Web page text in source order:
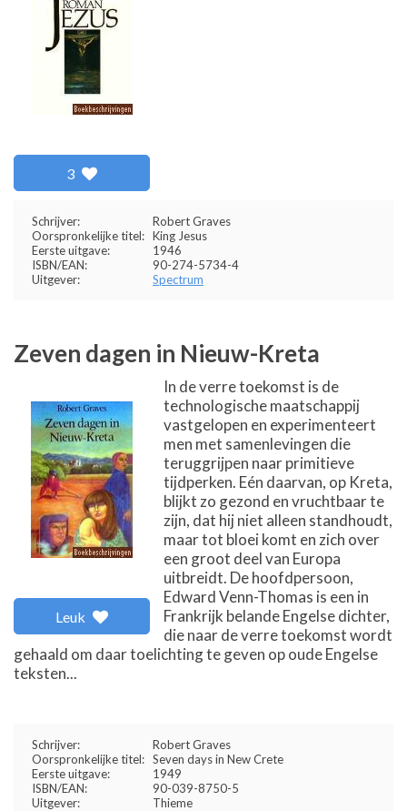
3
Schrijver:
Robert Graves
Oorspronkelijke titel: King Jesus
Eerste uitgave:
1946
ISBN/EAN:
90-274-5734-4
Uitgever:
Spectrum
Zeven dagen in Nieuw-Kreta
Leuk
In de verre toekomst is de
technologische maatschappij
vastgelopen en experimenteert
men met samenlevingen die
teruggrijpen naar primitieve
tijdperken. Eén daarvan, op Kreta,
blijkt zo gezond en vruchtbaar te
zijn, dat hij niet alleen standhoudt,
maar tot bloei komt en zich over
een groot deel van Europa
uitbreidt. De hoofdpersoon,
Edward Venn-Thomas is een in
Frankrijk belande Engelse dichter,
die naar de verre toekomst wordt
gehaald om daar toelichting te geven op oude Engelse
teksten...
Schrijver:
Robert Graves
Oorspronkelijke titel: Seven days in New Crete
Eerste uitgave:
1949
ISBN/EAN:
90-039-8750-5
Uitgever:
Thieme